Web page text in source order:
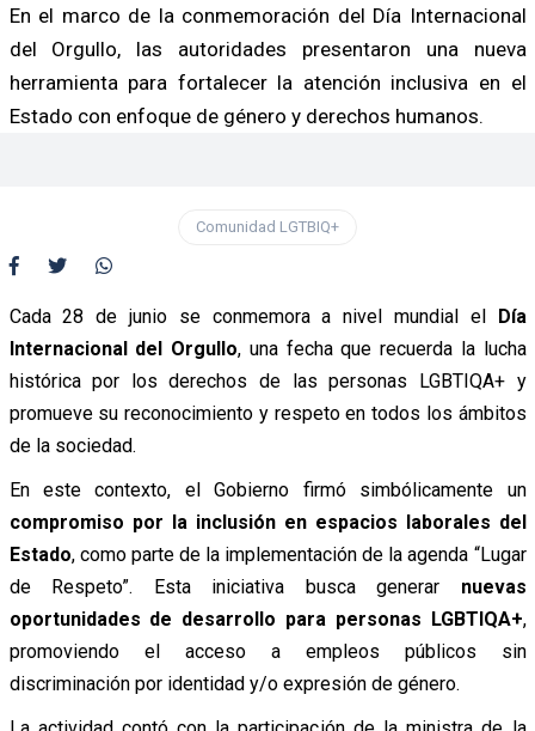
En el marco de la conmemoración del Día Internacional
del Orgullo, las autoridades presentaron una nueva
herramienta para fortalecer la atención inclusiva en el
Estado con enfoque de género y derechos humanos.
Comunidad LGTBIQ+
Cada 28 de junio se conmemora a nivel mundial el Día
Internacional del Orgullo, una fecha que recuerda la lucha
histórica por los derechos de las personas LGBTIQA+ y
promueve su reconocimiento y respeto en todos los ámbitos
de la sociedad.
En este contexto, el Gobierno firmó simbólicamente un
compromiso por la inclusión en espacios laborales del
Estado, como parte de la implementación de la agenda “Lugar
de Respeto”. Esta iniciativa busca generar nuevas
oportunidades de desarrollo para personas LGBTIQA+,
promoviendo el acceso a empleos públicos sin
discriminación por identidad y/o expresión de género.